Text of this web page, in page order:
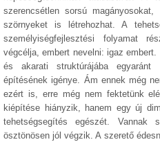
szerencsétlen sorsú
szörnyeket is létrehozhat. A
személyiségfejlesztési folyamat
végcélja, embert nevelni: igaz
és akarati struktúrájába egyaránt
építésének igénye. Ám ennek még
ezért is, erre még nem fektetünk
kiépítése hiányzik, hanem egy új
tehetségsegítés egészét.
ösztönösen jól végzik. A szerető